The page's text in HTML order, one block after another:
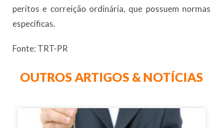
peritos e correição ordinária, que possuem normas
específicas.
Fonte: TRT-PR
OUTROS ARTIGOS & NOTÍCIAS